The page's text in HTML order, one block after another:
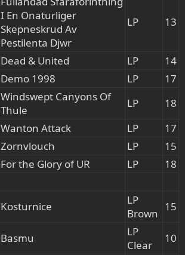
I En Onaturliger
Skepneskrud Av
Pestilenta Djwr
LP 13​
Dead & United LP
14​
Demo 1998 LP
17​
Windswept Canyons Of
Thule
LP
18​
Wanton Attack LP
17​
Zornvlouch LP
15​
For the Glory of UR LP 18​
Kosturnice
LP
Brown
15​
Basmu
LP
Clear
10​